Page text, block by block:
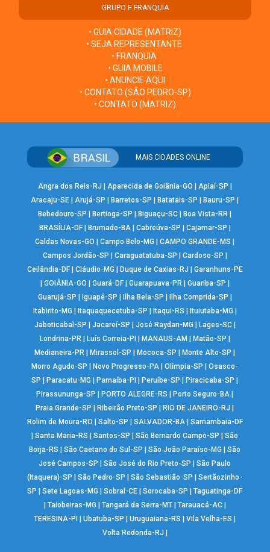
GRUPO E FRANQUIA
• GUIA CIDADE (MATRIZ)
• SEJA REPRESENTANTE
• FRANQUIA
• GUIA MOBILE
• ANUNCIE AQUI
• CONTATO (SÃO PEDRO-SP)
• CONTATO (MATRIZ)
MAIS CIDADES ONLINE
Angra dos Reis-RJ Aparecida de Goiânia-GO Apiaí-SP
Aracaju-SE |Arujá-SP Barretos-SP Batatais-SP Bauru-SP
Bebedouro-SP
Bertioga-SP Biguaçu-SC Boa Vista-RR
BRASÍLIA-DF| Brumado-BA| Cabreúva-SP Cajamar-SP
Caldas Novas-GO
|Campo Belo-MG |CAMPO GRANDE-MS
Campos Jordão-SP
Caraguatatuba-SP Cardoso-SP
Ceilândia-DF| Cláudio-MG Duque de Caxias-RJ
Garanhuns-PE
GOIÂNIA-GO Guará-DF| Guarapuava-PR| Guariba-SP
Guarujá-SP
Iguapé-SP Ilha Bela-SP Ilha Comprida-SP
Itabirito-MG
Itaquaquecetuba-SP Itaqui-RS Ituiutaba-MG
Jaboticabal-SP
Jacareí-SP José Raydan-MG Lages-SC|
Londrina-PR| Luís Correia-PI MANAUS-AM Matão-SP
Medianeira-PR
Mirassol-SP Mococa-SP Monte Alto-SP
Morro Agudo-SP
Novo Progresso-PA |Olímpia-SP |Osasco-
SP
Paracatu-MG Parnaíba-PI Peruíbe-SP Piracicaba-SP
Pirassununga-SP
PORTO ALEGRE-RS Porto Seguro-BA
Praia Grande-SP
Ribeirão Preto-SP RIO DE JANEIRO-RJ
Rolim de Moura-RO
Salto-SP SALVADOR-BA| Samambaia-DF
|Santa Maria-RS |Santos-SP |São Bernardo Campo-SP |São
Borja-RS
|São Caetano do Sul-SP |São João Paraíso-MG |São
José Campos-SP
|São José do Rio Preto-SP |São Paulo
(Itaquera)-SP
|São Pedro-SP |São Sebastião-SP |Sertãozinho-
SP
|Sete Lagoas-MG |Sobral-CE |Sorocaba-SP |Taguatinga-DF
Taiobeiras-MG Tangará da Serra-MT| Tarauacá-AC|
TERESINA-PI
|Ubatuba-SP |Uruguaiana-RS |Vila Velha-ES
Volta Redonda-RJ